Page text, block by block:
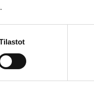
tulosten koontiraporttina.
painokelpoinen